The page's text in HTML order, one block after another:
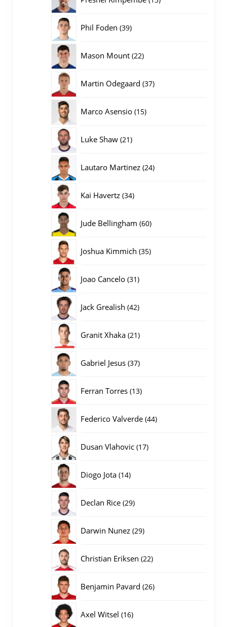
Phil Foden 3939
Mason Mount 2222
Martin Odegaard 3737
Marco Asensio 1515
Luke Shaw 2121
Lautaro Martinez 2424
Kai Havertz 3434
Jude Bellingham 6060
Joshua Kimmich 3535
Joao Cancelo 3131
Jack Grealish 4242
Granit Xhaka 2121
Gabriel Jesus 3737
Ferran Torres 1313
Federico Valverde 4444
Dusan Vlahovic 1717
Diogo Jota 1414
Declan Rice 2929
Darwin Nunez 2929
Christian Eriksen 2222
Benjamin Pavard 2626
Axel Witsel 1616